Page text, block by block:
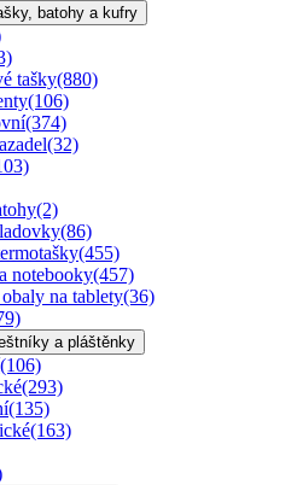
batohy a kufry
tašky(880)
(106)
(374)
(32)
(2)
(86)
(455)
notebooky(457)
na tablety(36)
a pláštěnky
(106)
(293)
(135)
(163)